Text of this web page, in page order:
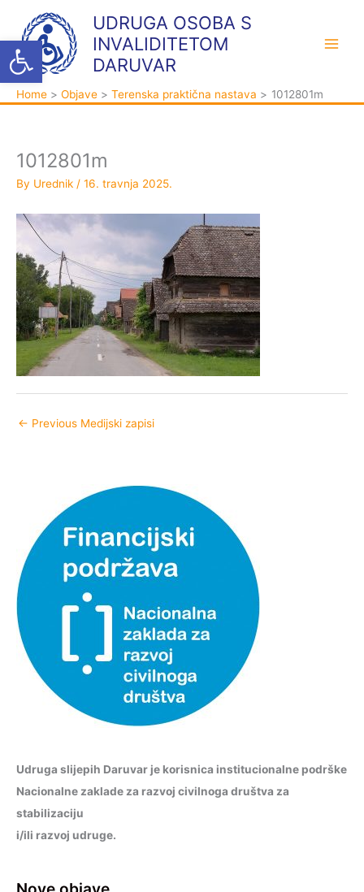
Open toolbar
content
UDRUGA OSOBA S
INVALIDITETOM
DARUVAR
Home Objave Terenska praktična nastava 1012801m
1012801m
By Urednik / 16. travnja 2025.
← Previous Medijski zapisi
Udruga slijepih Daruvar je korisnica institucionalne podrške
Nacionalne zaklade za razvoj civilnoga društva za
stabilizaciju
i/ili razvoj udruge.
t
e
g
j
h
i
v